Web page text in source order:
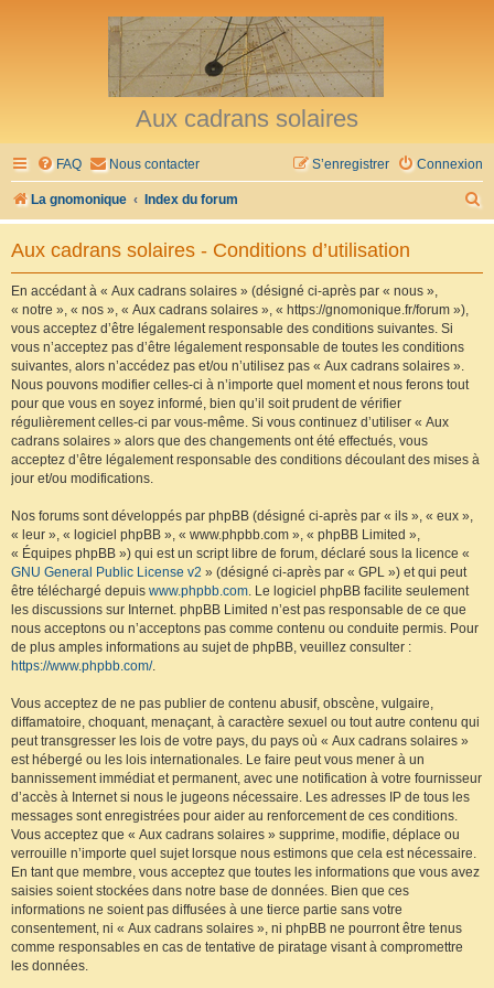
Aux cadrans solaires
FAQ Nous contacter Connexion
S’enregistrer
La gnomonique Index du forum
e
Aux cadrans solaires - Conditions d’utilisation
En accédant à « Aux cadrans solaires » (désigné ci-après par « nous »,
« notre », « nos », « Aux cadrans solaires », « https://gnomonique.fr/forum »),
vous acceptez d’être légalement responsable des conditions suivantes. Si
vous n’acceptez pas d’être légalement responsable de toutes les conditions
suivantes, alors n’accédez pas et/ou n’utilisez pas « Aux cadrans solaires ».
Nous pouvons modifier celles-ci à n’importe quel moment et nous ferons tout
pour que vous en soyez informé, bien qu’il soit prudent de vérifier
régulièrement celles-ci par vous-même. Si vous continuez d’utiliser « Aux
cadrans solaires » alors que des changements ont été effectués, vous
acceptez d’être légalement responsable des conditions découlant des mises à
jour et/ou modifications.
Nos forums sont développés par phpBB (désigné ci-après par « ils », « eux »,
« leur », « logiciel phpBB », « www.phpbb.com », « phpBB Limited »,
« Équipes phpBB ») qui est un script libre de forum, déclaré sous la licence «
GNU General Public License v2 » (désigné ci-après par « GPL ») et qui peut
être téléchargé depuis www.phpbb.com. Le logiciel phpBB facilite seulement
les discussions sur Internet. phpBB Limited n’est pas responsable de ce que
nous acceptons ou n’acceptons pas comme contenu ou conduite permis. Pour
de plus amples informations au sujet de phpBB, veuillez consulter :
https://www.phpbb.com/.
Vous acceptez de ne pas publier de contenu abusif, obscène, vulgaire,
diffamatoire, choquant, menaçant, à caractère sexuel ou tout autre contenu qui
peut transgresser les lois de votre pays, du pays où « Aux cadrans solaires »
est hébergé ou les lois internationales. Le faire peut vous mener à un
bannissement immédiat et permanent, avec une notification à votre fournisseur
d’accès à Internet si nous le jugeons nécessaire. Les adresses IP de tous les
messages sont enregistrées pour aider au renforcement de ces conditions.
Vous acceptez que « Aux cadrans solaires » supprime, modifie, déplace ou
verrouille n’importe quel sujet lorsque nous estimons que cela est nécessaire.
En tant que membre, vous acceptez que toutes les informations que vous avez
saisies soient stockées dans notre base de données. Bien que ces
informations ne soient pas diffusées à une tierce partie sans votre
consentement, ni « Aux cadrans solaires », ni phpBB ne pourront être tenus
comme responsables en cas de tentative de piratage visant à compromettre
les données.